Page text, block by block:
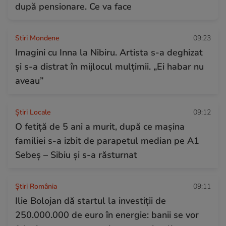
după pensionare. Ce va face
Stiri Mondene 09:23
Imagini cu Inna la Nibiru. Artista s-a deghizat
și s-a distrat în mijlocul mulțimii. „Ei habar nu
aveau”
Știri Locale 09:12
O fetiță de 5 ani a murit, după ce mașina
familiei s-a izbit de parapetul median pe A1
Sebeș – Sibiu și s-a răsturnat
Știri România 09:11
Ilie Bolojan dă startul la investiții de
250.000.000 de euro în energie: banii se vor